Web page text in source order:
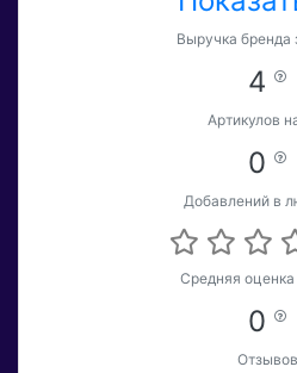
Выручка бренда
4
Артикулов
0
Добавлений в
Средняя оценка
0
Отзывов